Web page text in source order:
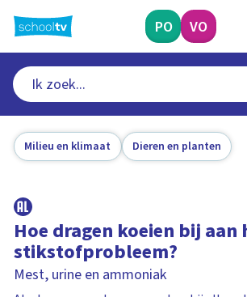
naar
hoofdinhoud
PO VO
Milieu en klimaat Dieren en planten
Hoe dragen koeien bij aan
stikstofprobleem?
Mest, urine en ammoniak